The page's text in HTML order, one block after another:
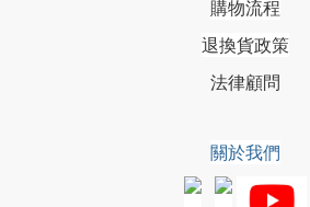
購物流程
退換貨政策
法律顧問
關於我們